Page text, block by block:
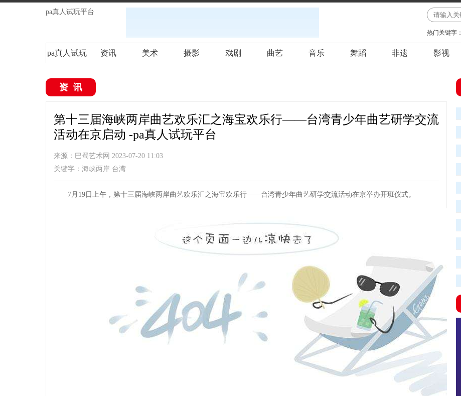
pa真人试玩平台
热门关键字：
pa真人试玩 资讯 美术 摄影 戏剧 曲艺 音乐 舞蹈 非遗 影视
资讯
第十三届海峡两岸曲艺欢乐汇之海宝欢乐行——台湾青少年曲艺研学交流
活动在京启动 -pa真人试玩平台
来源：巴蜀艺术网 2023-07-20 11:03
关键字：海峡两岸 台湾
7月19日上午，第十三届海峡两岸曲艺欢乐汇之海宝欢乐行——台湾青少年曲艺研学交流活动在京举办开班仪式。